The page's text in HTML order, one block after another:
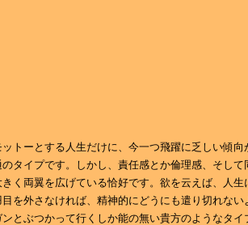
トーとする人生だけに、今一つ飛躍に乏しい傾向
タイプです。しかし、責任感とか倫理感、そして
く両翼を広げている恰好です。欲を云えば、人生
を外さなければ、精神的にどうにも遣り切れない
とぶつかって行くしか能の無い貴方のようなタイ